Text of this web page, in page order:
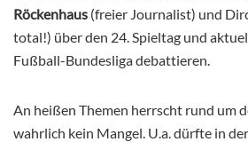
Röckenhaus (freier Journalist) und
total!) über den 24. Spieltag und
Fußball-Bundesliga debattieren.
An heißen Themen herrscht rund um
wahrlich kein Mangel. U.a. dürfte in